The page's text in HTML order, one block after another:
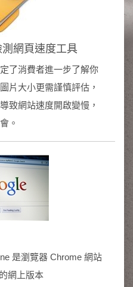
測網頁速度工具
了消費者進一步了解你
片大小更需謹慎評估，
致網站速度開啟變慢，
。
是瀏覽器 Chrome 網站
網上版本